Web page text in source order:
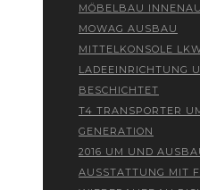
MÖBELBAU
MOWAG AUSBAU
MITTELKONSOLE
LADEEINRICHTUNG
BESCHICHTET
T4 TRANSPORTER
GENERATION
2016 UM UND
AUSSTATTUNG MIT